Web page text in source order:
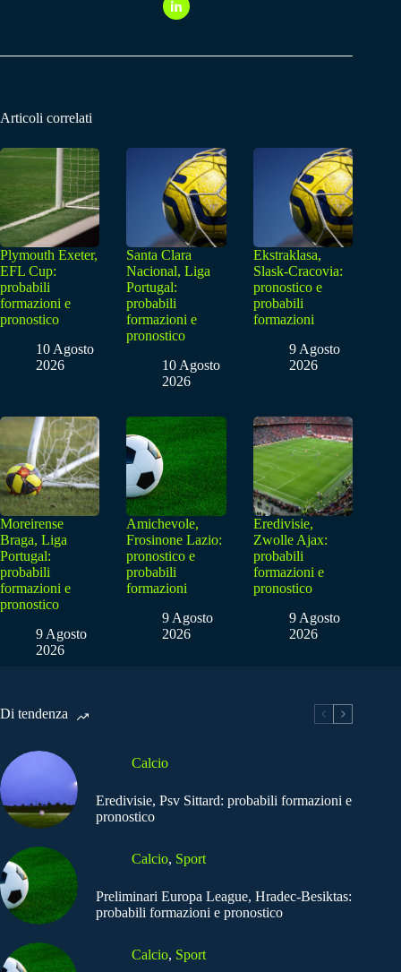
Articoli correlati
Plymouth Exeter,
EFL Cup:
probabili
formazioni e
pronostico
10 Agosto
2026
Santa Clara
Nacional, Liga
Portugal:
probabili
formazioni e
pronostico
10 Agosto
2026
Ekstraklasa,
Slask-Cracovia:
pronostico e
probabili
formazioni
9 Agosto
2026
Moreirense
Braga, Liga
Portugal:
probabili
formazioni e
pronostico
9 Agosto
2026
Amichevole,
Frosinone Lazio:
pronostico e
probabili
formazioni
9 Agosto
2026
Eredivisie,
Zwolle Ajax:
probabili
formazioni e
pronostico
9 Agosto
2026
Di tendenza
Calcio
Eredivisie, Psv Sittard: probabili formazioni e
pronostico
Calcio, Sport
Preliminari Europa League, Hradec-Besiktas:
probabili formazioni e pronostico
Calcio, Sport